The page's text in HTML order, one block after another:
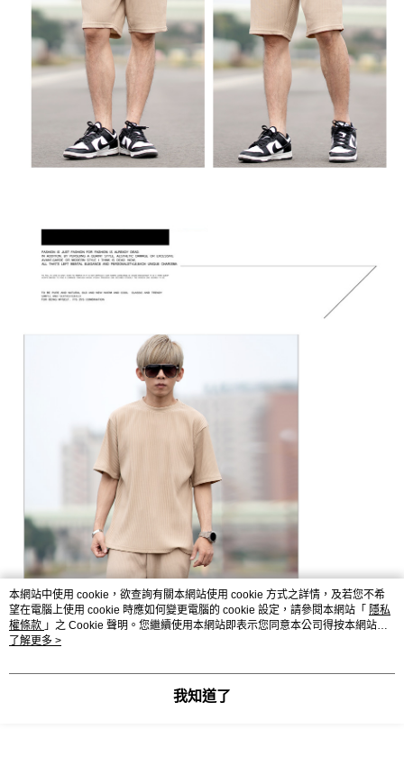
本網站中使用 cookie，欲查詢有關本網站使用 cookie 方式之詳情，及若您不希
望在電腦上使用 cookie 時應如何變更電腦的 cookie 設定，請參閱本網站「 隱私
權條款 」之 Cookie 聲明。您繼續使用本網站即表示您同意本公司得按本網站使
用條款之 Cookie 聲明使用 cookie。
了解更多 >
我知道了